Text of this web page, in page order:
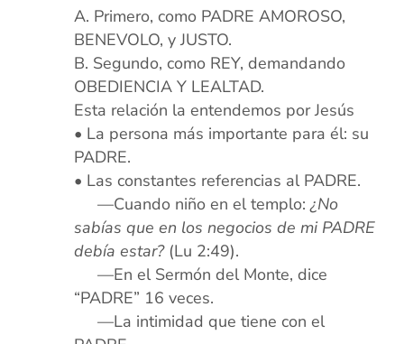
Primero, como PADRE AMOROSO,
BENEVOLO, y JUSTO.
Segundo, como REY, demandando
OBEDIENCIA Y LEALTAD.
Esta relación la entendemos por Jesús
• La persona más importante para él: su
PADRE.
• Las constantes referencias al PADRE.
xxx—Cuando niño en el templo:¿No
sabías que en los negocios de mi PADRE
debía estar?(Lu 2:49).
xxx—En el Sermón del Monte, dice
“PADRE” 16 veces.
xxx—La intimidad que tiene con el